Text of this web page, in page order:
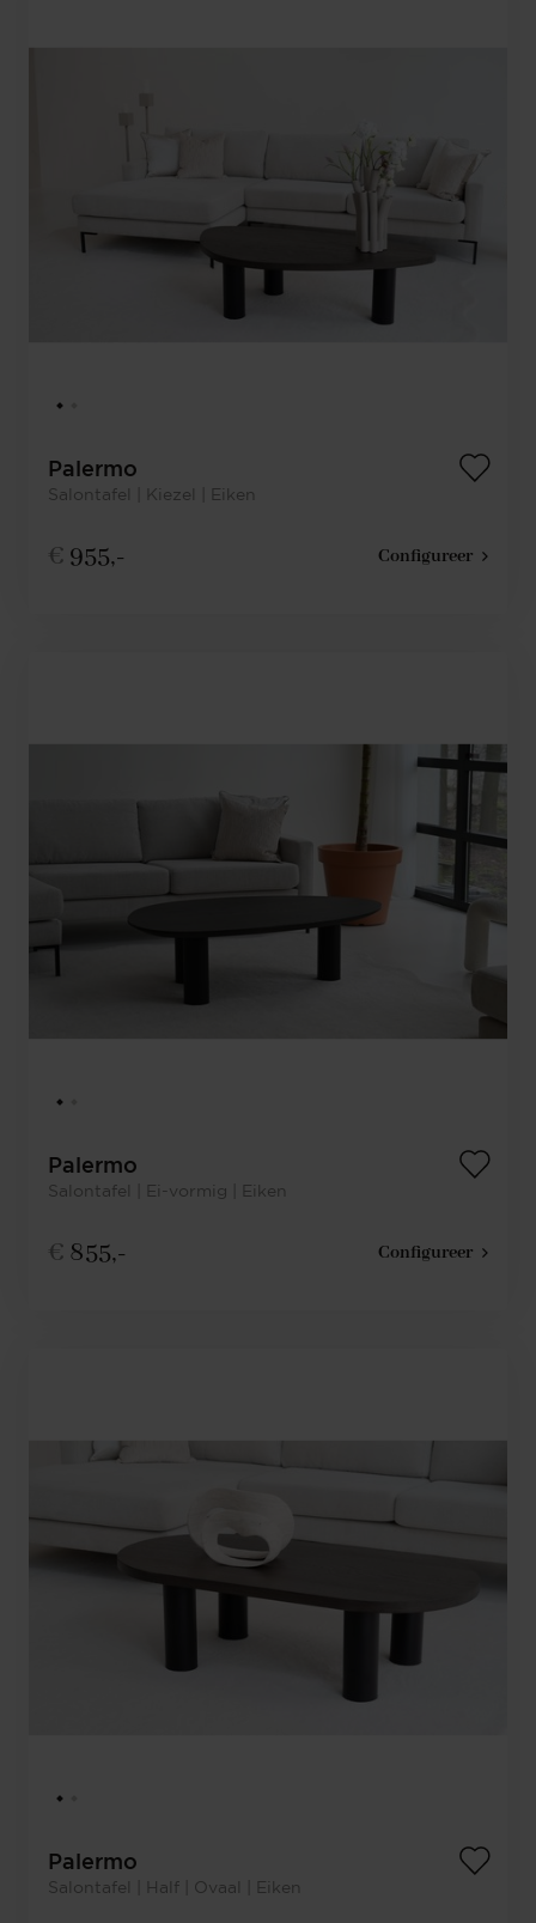
Palermo
Salontafel | Kiezel | Eiken
€ 955,- Configureer
Palermo
Salontafel | Ei-vormig | Eiken
€ 855,- Configureer
Palermo
Salontafel | Half | Ovaal | Eiken